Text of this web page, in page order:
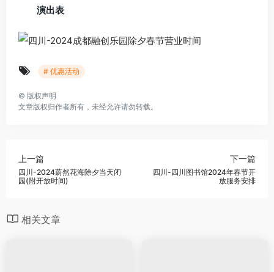
演出表
# 优惠活动
© 版权声明
文章版权归作者所有，未经允许请勿转载。
上一篇
四川-2024蔚然花海除夕当天闭
园(附开放时间)
下一篇
四川-四川图书馆2024年春节开
放服务安排
相关文章